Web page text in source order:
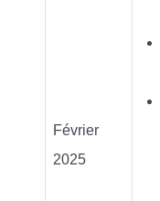
Février
2025